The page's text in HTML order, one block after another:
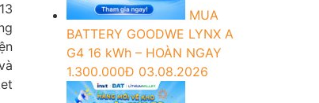
MUA
BATTERY GOODWE LYNX A
G4 16 kWh – HOÀN NGAY
1.300.000Đ 03.08.2026